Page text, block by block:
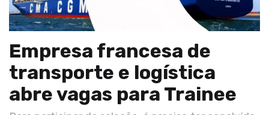
Empresa francesa de
transporte e logística
abre vagas para Trainee